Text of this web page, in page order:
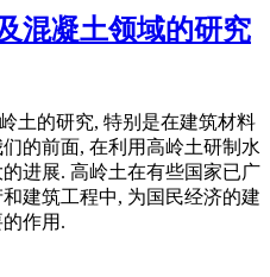
混凝土领域的研究
土的研究, 特别是在建筑材料
的前面, 在利用高岭土研制水
进展. 高岭土在有些国家已广
建筑工程中, 为国民经济的建
作用.